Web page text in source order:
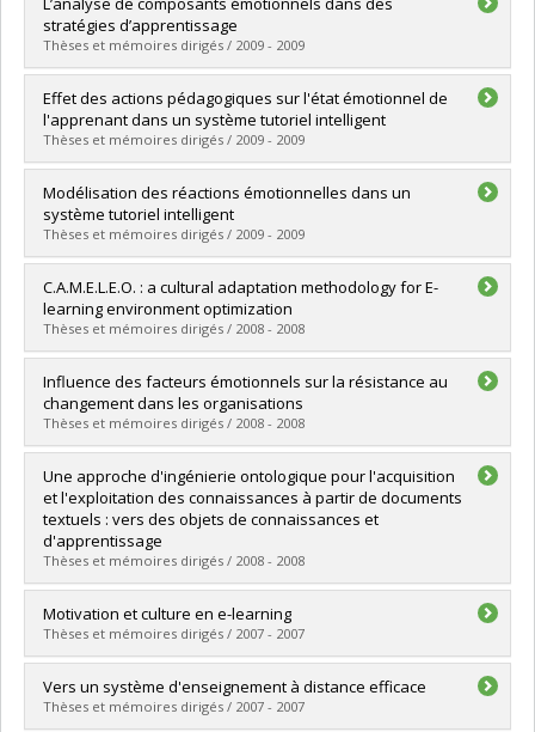
Cycle :Doctoral
Grade :Ph. D.
Lien vers le document dans Papyrus
stratégies d’apprentissage
Thèses et mémoires dirigés / 2009 - 2009
Graduate :Cioboiu, Emilia Alina
Cycle :Master's
Grade :M. Sc.
Lien vers le document dans Papyrus
Effet des actions pédagogiques sur l'état émotionnel de
l'apprenant dans un système tutoriel intelligent
Thèses et mémoires dirigés / 2009 - 2009
Graduate :Benadada, Khadija
Cycle :Master's
Grade :M. Sc.
Lien vers le document dans Papyrus
Modélisation des réactions émotionnelles dans un
système tutoriel intelligent
Thèses et mémoires dirigés / 2009 - 2009
Graduate :Chaffar, Soumaya
Cycle :Doctoral
Grade :Ph. D.
Lien vers le document dans Papyrus
C.A.M.E.L.E.O. : a cultural adaptation methodology for E-
learning environment optimization
Thèses et mémoires dirigés / 2008 - 2008
Graduate :Razaki, Ryad Adebola
Cycle :Master's
Grade :M. Sc.
Lien vers le document dans Papyrus
Influence des facteurs émotionnels sur la résistance au
changement dans les organisations
Thèses et mémoires dirigés / 2008 - 2008
Graduate :Menezes, Ilusca Lima Lopes de
Cycle :Master's
Grade : M. Sc.
Lien vers le document dans Papyrus
Une approche d'ingénierie ontologique pour l'acquisition
et l'exploitation des connaissances à partir de documents
textuels : vers des objets de connaissances et
d'apprentissage
Thèses et mémoires dirigés / 2008 - 2008
Graduate :Zouaq, Amal
Cycle : Doctoral
Grade :Ph. D.
Motivation et culture en e-learning
Thèses et mémoires dirigés / 2007 - 2007
Graduate :Blanchard, Emmanuel G.
Cycle : Doctoral
Grade :Ph. D.
Vers un système d'enseignement à distance efficace
Thèses et mémoires dirigés / 2007 - 2007